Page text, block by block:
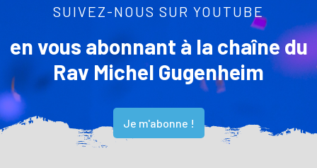
SUIVEZ-NOUS SUR YOUTUBE
en vous abonnant à la chaîne du
Rav Michel Gugenheim
Je m'abonne !